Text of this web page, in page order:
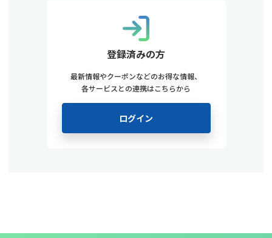
登録済みの方
最新情報やクーポンなどのお得な情報、
各サービスとの連携はこちらから
ログイン